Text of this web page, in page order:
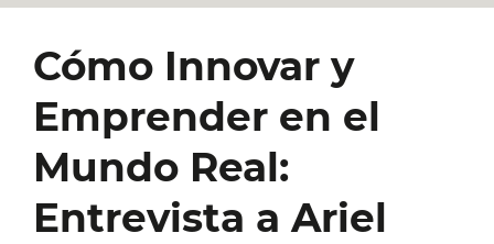
Cómo Innovar y
Emprender en el
Mundo Real:
Entrevista a Ariel